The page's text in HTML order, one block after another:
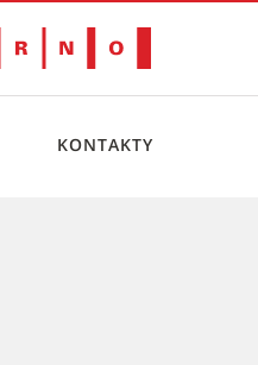
KONTAKTY